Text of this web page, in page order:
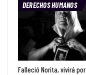
DERECHOS HUMANOS
Falleció Norita, vivirá por